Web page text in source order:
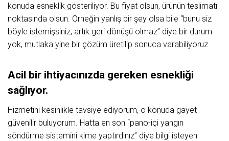
konuda esneklik gösteriliyor. Bu fiyat olsun, ürünün teslimatı
noktasında olsun. Örneğin yanlış bir şey olsa bile “bunu siz
böyle istemişsiniz, artık geri dönüşü olmaz” diye bir durum
yok, mutlaka yine bir çözüm üretilip sonuca varabiliyoruz.
Acil bir ihtiyacınızda gereken esnekliği
sağlıyor.
Hizmetini kesinlikle tavsiye ediyorum, o konuda gayet
güvenilir buluyorum. Hatta en son “pano-içi yangın
söndürme sistemini kime yaptırdınız” diye bilgi isteyen